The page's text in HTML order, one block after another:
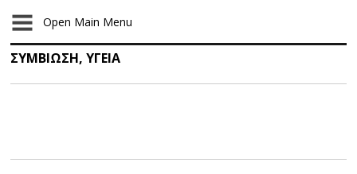
Open Main Menu
ΣΥΜΒΙΩΣΗ,ΥΓΕΙΑ